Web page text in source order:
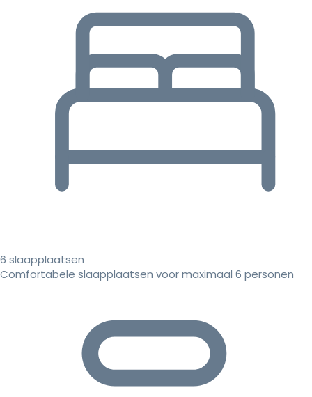
6 slaapplaatsen
Comfortabele slaapplaatsen voor maximaal 6 personen